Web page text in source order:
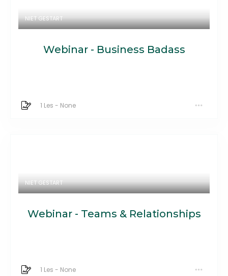
NIET GESTART
Webinar - Business Badass
1 Les - None
NIET GESTART
Webinar - Teams & Relationships
1 Les - None